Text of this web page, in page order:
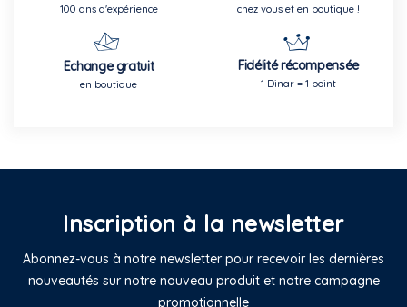
100 ans d'expérience chez vous et en boutique !
Echange gratuit
en boutique
Fidélité récompensée
1 Dinar = 1 point
Inscription à la newsletter
Abonnez-vous à notre newsletter pour recevoir les dernières
nouveautés sur notre nouveau produit et notre campagne
promotionnelle